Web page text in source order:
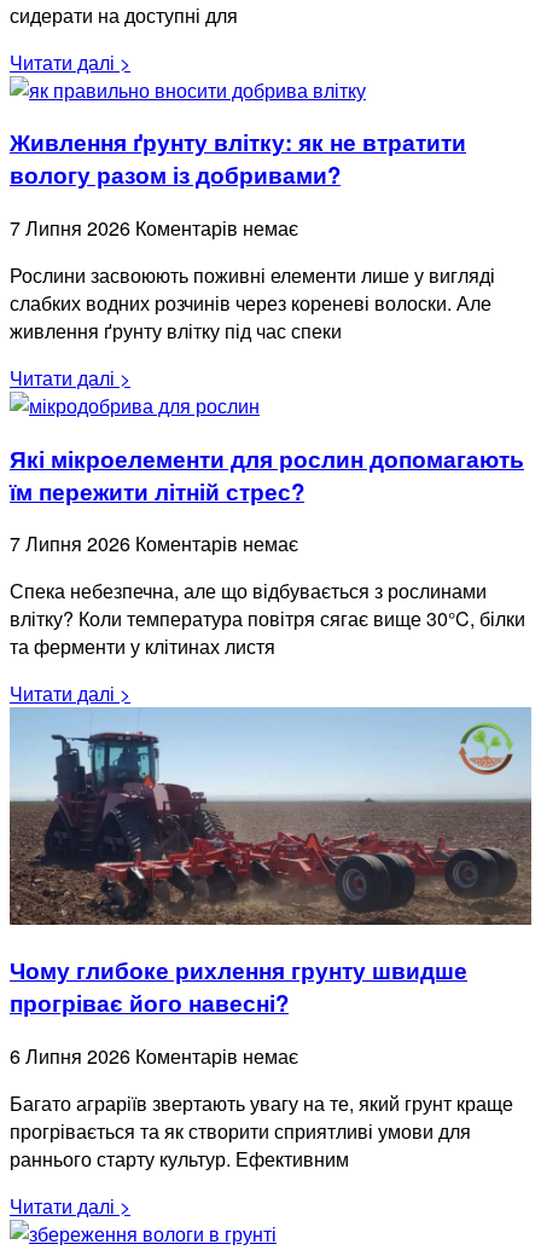
сидерати на доступні для
Читати далі >
Живлення ґрунту влітку: як не втратити
вологу разом із добривами?
7 Липня 2026 Коментарів немає
Рослини засвоюють поживні елементи лише у вигляді
слабких водних розчинів через кореневі волоски. Але
живлення ґрунту влітку під час спеки
Читати далі >
Які мікроелементи для рослин допомагають
їм пережити літній стрес?
7 Липня 2026 Коментарів немає
Спека небезпечна, але що відбувається з рослинами
влітку? Коли температура повітря сягає вище 30°C, білки
та ферменти у клітинах листя
Читати далі >
Чому глибоке рихлення грунту швидше
прогріває його навесні?
6 Липня 2026 Коментарів немає
Багато аграріїв звертають увагу на те, який грунт краще
прогрівається та як створити сприятливі умови для
раннього старту культур. Ефективним
Читати далі >